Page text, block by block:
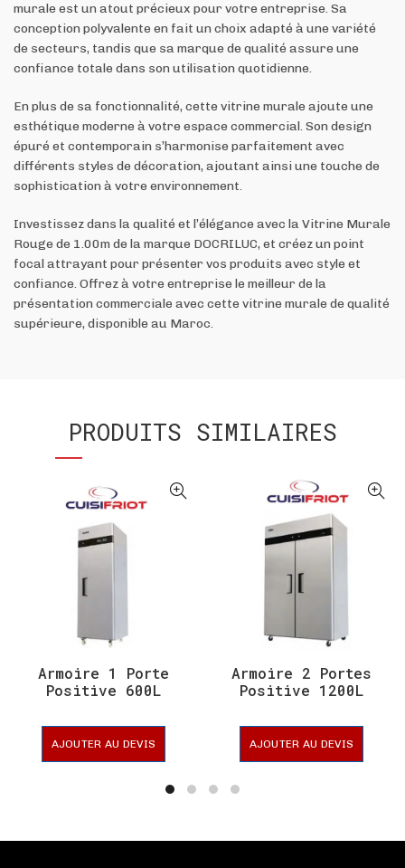
murale est un atout précieux pour votre entreprise. Sa
conception polyvalente en fait un choix adapté à une variété
de secteurs, tandis que sa marque de qualité assure une
confiance totale dans son utilisation quotidienne.
En plus de sa fonctionnalité, cette vitrine murale ajoute une
esthétique moderne à votre espace commercial. Son design
épuré et contemporain s’harmonise parfaitement avec
différents styles de décoration, ajoutant ainsi une touche de
sophistication à votre environnement.
Investissez dans la qualité et l’élégance avec la Vitrine Murale
Rouge de 1.00m de la marque DOCRILUC, et créez un point
focal attrayant pour présenter vos produits avec style et
confiance. Offrez à votre entreprise le meilleur de la
présentation commerciale avec cette vitrine murale de qualité
supérieure, disponible au Maroc.
PRODUITS SIMILAIRES
Armoire 1 Porte
Positive 600L
CUISIFRIOT
AJOUTER AU DEVIS
Armoire 2 Portes
Positive 1200L
CUISIFRIOT
AJOUTER AU DEVIS